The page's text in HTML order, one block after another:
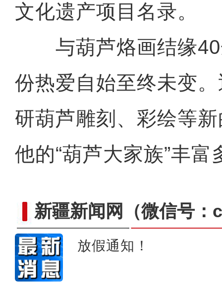
文化遗产项目名录。
与葫芦烙画结缘40
份热爱自始至终未变
研葫芦雕刻、彩绘等
他的“葫芦大家族”丰富
新疆新闻网 （微信号
放假通知！
大雪时节 新疆南部草